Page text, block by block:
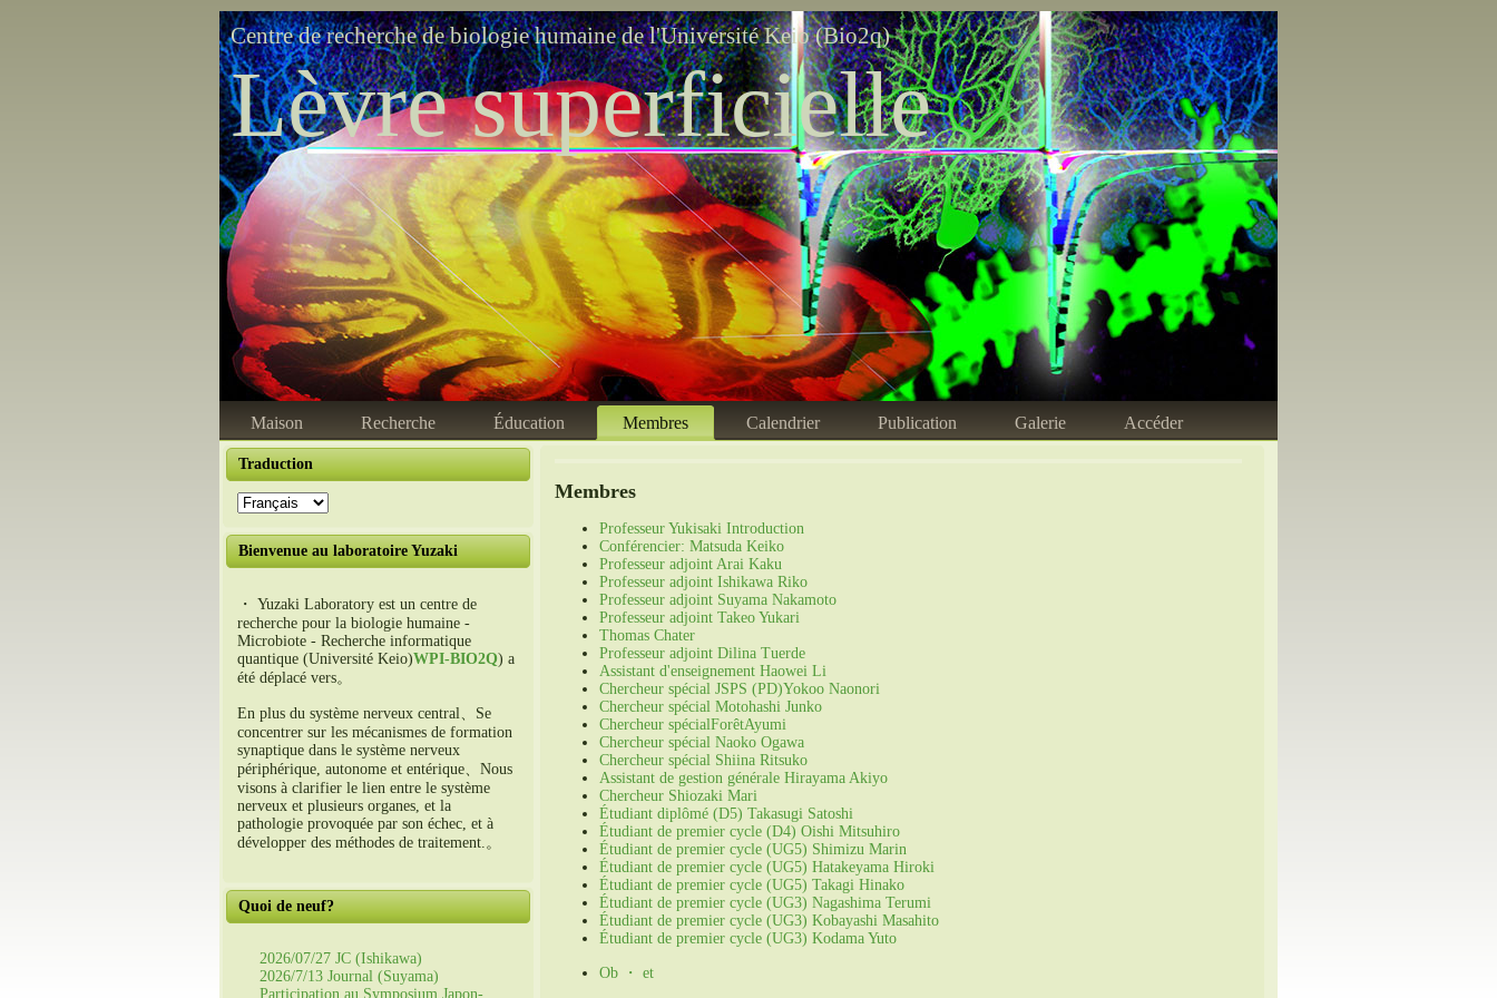
Centre de recherche de biologie humaine de l'Université Keio (Bio2q)
Lèvre superficielle
Maison Recherche Éducation Membres Calendrier Publication Galerie Accéder
Traduction
Bienvenue au laboratoire Yuzaki
・ Yuzaki Laboratory est un centre de
recherche pour la biologie humaine -
Microbiote - Recherche informatique
quantique (Université Keio)WPI-BIO2Q) a
été déplacé vers。
En plus du système nerveux central、Se
concentrer sur les mécanismes de formation
synaptique dans le système nerveux
périphérique, autonome et entérique、Nous
visons à clarifier le lien entre le système
nerveux et plusieurs organes, et la
pathologie provoquée par son échec, et à
développer des méthodes de traitement.。
Quoi de neuf?
2026/07/27 JC (Ishikawa)
2026/7/13 Journal (Suyama)
Participation au Symposium Japon-
Membres
Professeur Yukisaki Introduction
Conférencier: Matsuda Keiko
Professeur adjoint Arai Kaku
Professeur adjoint Ishikawa Riko
Professeur adjoint Suyama Nakamoto
Professeur adjoint Takeo Yukari
Thomas Chater
Professeur adjoint Dilina Tuerde
Assistant d'enseignement Haowei Li
Chercheur spécial JSPS (PD)Yokoo Naonori
Chercheur spécial Motohashi Junko
Chercheur spécialForêtAyumi
Chercheur spécial Naoko Ogawa
Chercheur spécial Shiina Ritsuko
Assistant de gestion générale Hirayama Akiyo
Chercheur Shiozaki Mari
Étudiant diplômé (D5) Takasugi Satoshi
Étudiant de premier cycle (D4) Oishi Mitsuhiro
Étudiant de premier cycle (UG5) Shimizu Marin
Étudiant de premier cycle (UG5) Hatakeyama Hiroki
Étudiant de premier cycle (UG5) Takagi Hinako
Étudiant de premier cycle (UG3) Nagashima Terumi
Étudiant de premier cycle (UG3) Kobayashi Masahito
Étudiant de premier cycle (UG3) Kodama Yuto
Ob ・ et